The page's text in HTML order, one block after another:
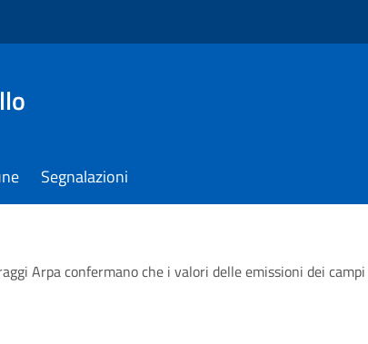
Segnalazioni
Arpa confermano che i valori delle emissioni dei